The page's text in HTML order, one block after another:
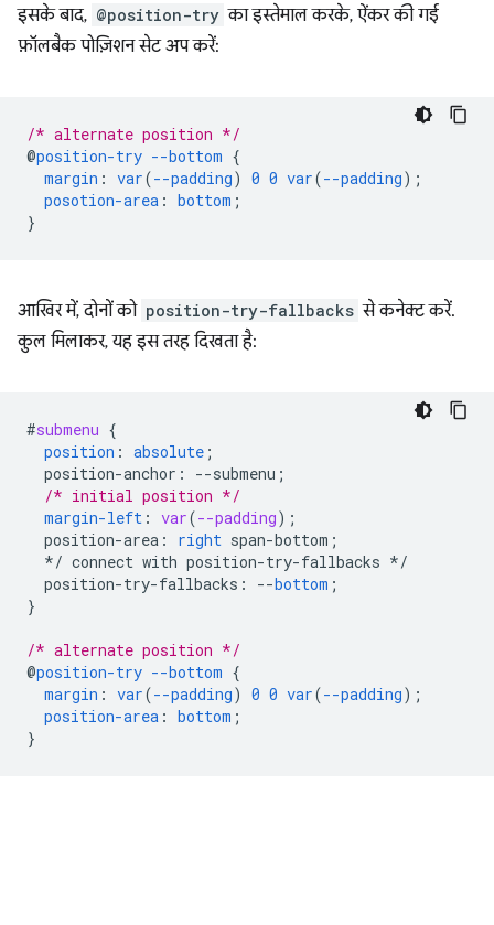
इसके बाद, @position-try का इस्तेमाल करके, ऐंकर की गई
फ़ॉलबैक पोज़िशन सेट अप करें:
/* alternate position */
@position-try --bottom {
margin : var(--padding) 0 0 var(--padding);
posotion-area : bottom ;
}
आखिर में, दोनों को position-try-fallbacks से कनेक्ट करें.
कुल मिलाकर, यह इस तरह दिखता है:
#submenu {
position : absolute ;
position-anchor : --submenu ;
/* initial position */
margin-left : var(--padding);
position-area : right span-bottom ;
*/ connect with position-try-fallbacks */
position-try-fallbacks : --bottom ;
}
/* alternate position */
@position-try --bottom {
margin : var(--padding) 0 0 var(--padding);
position-area : bottom ;
}